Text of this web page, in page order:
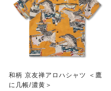
和柄 京友禅アロハシャツ ＜鷹
に几帳/濃黄＞